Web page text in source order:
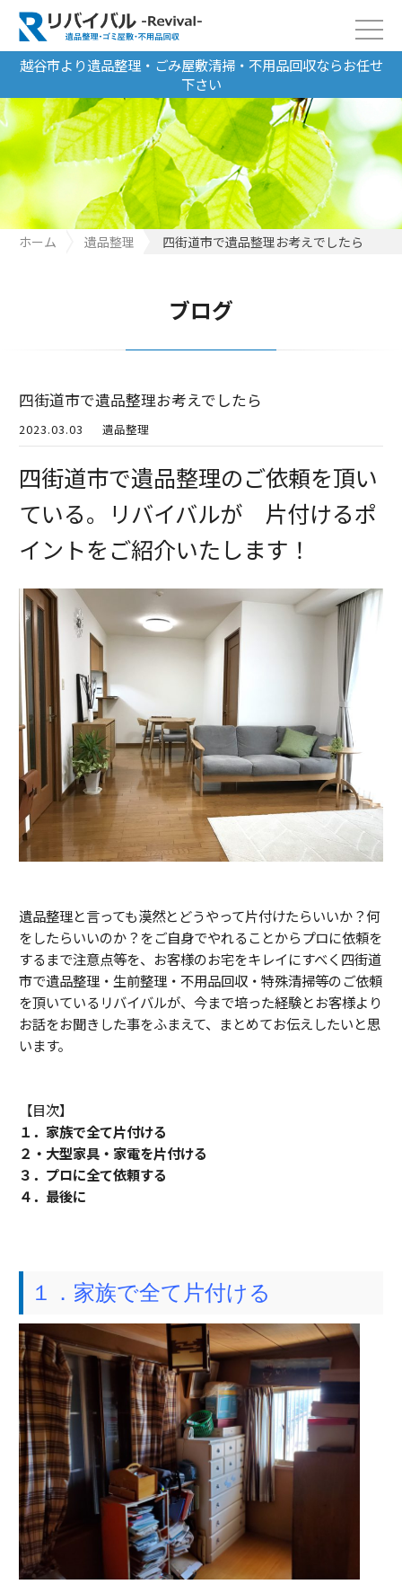
越谷市より遺品整理・ごみ屋敷清掃・不用品回収ならお任せ
下さい
ホーム 遺品整理 四街道市で遺品整理お考えでしたら
ブログ
四街道市で遺品整理お考えでしたら
2023.03.03 遺品整理
四街道市で遺品整理のご依頼を頂い
ている。リバイバルが 片付けるポ
イントをご紹介いたします！
遺品整理と言っても漠然とどうやって片付けたらいいか？何
をしたらいいのか？をご自身でやれることからプロに依頼を
するまで注意点等を、お客様のお宅をキレイにすべく四街道
市で遺品整理・生前整理・不用品回収・特殊清掃等のご依頼
を頂いているリバイバルが、今まで培った経験とお客様より
お話をお聞きした事をふまえて、まとめてお伝えしたいと思
います。
【目次】
１．家族で全て片付ける
２・大型家具・家電を片付ける
３．プロに全て依頼する
４．最後に
１．家族で全て片付ける